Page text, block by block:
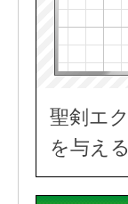
聖剣エ
を与え